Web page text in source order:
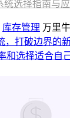
统选择指南与
库存管理 万里牛
，打破边界的
和选择适合自